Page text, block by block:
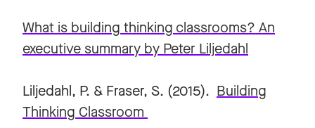
What is building thinking classrooms? An
executive summary by Peter Liljedahl
Liljedahl, P. & Fraser, S. (2015). Building
Thinking Classroom